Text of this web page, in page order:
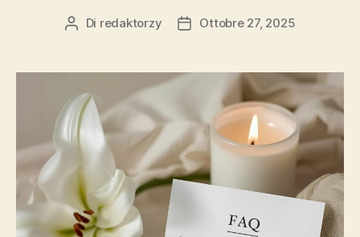
Autore
Di redaktorzy
DataOttobre 27, 2025